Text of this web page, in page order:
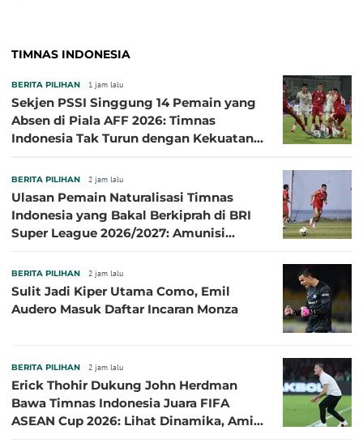
TIMNAS INDONESIA
BERITA PILIHAN 1 jam lalu
Sekjen PSSI Singgung 14 Pemain yang
Absen di Piala AFF 2026: Timnas
Indonesia Tak Turun dengan Kekuatan
BERITA PILIHAN 2 jam lalu
Ulasan Pemain Naturalisasi Timnas
Indonesia yang Bakal Berkiprah di BRI
Super League 2026/2027: Amunisi
BERITA PILIHAN 2 jam lalu
Sulit Jadi Kiper Utama Como, Emil
Audero Masuk Daftar Incaran Monza
BERITA PILIHAN 2 jam lalu
Erick Thohir Dukung John Herdman
Bawa Timnas Indonesia Juara FIFA
ASEAN Cup 2026: Lihat Dinamika, Amit-